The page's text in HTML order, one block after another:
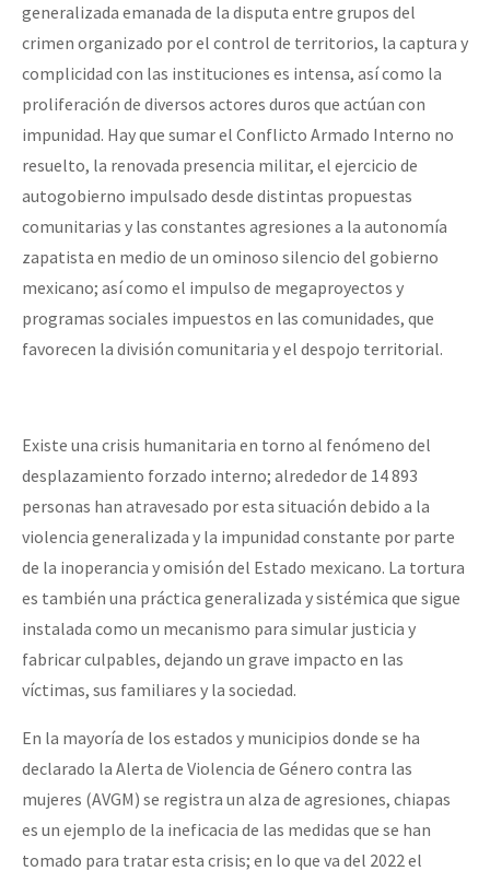
generalizada emanada de la disputa entre grupos del
crimen organizado por el control de territorios, la captura y
complicidad con las instituciones es intensa, así como la
proliferación de diversos actores duros que actúan con
impunidad. Hay que sumar el Conflicto Armado Interno no
resuelto, la renovada presencia militar, el ejercicio de
autogobierno impulsado desde distintas propuestas
comunitarias y las constantes agresiones a la autonomía
zapatista en medio de un ominoso silencio del gobierno
mexicano; así como el impulso de megaproyectos y
programas sociales impuestos en las comunidades, que
favorecen la división comunitaria y el despojo territorial.
Existe una crisis humanitaria en torno al fenómeno del
desplazamiento forzado interno; alrededor de 14 893
personas han atravesado por esta situación debido a la
violencia generalizada y la impunidad constante por parte
de la inoperancia y omisión del Estado mexicano. La tortura
es también una práctica generalizada y sistémica que sigue
instalada como un mecanismo para simular justicia y
fabricar culpables, dejando un grave impacto en las
víctimas, sus familiares y la sociedad.
En la mayoría de los estados y municipios donde se ha
declarado la Alerta de Violencia de Género contra las
mujeres (AVGM) se registra un alza de agresiones, chiapas
es un ejemplo de la ineficacia de las medidas que se han
tomado para tratar esta crisis; en lo que va del 2022 el